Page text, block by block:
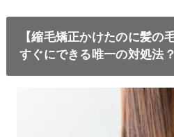
【縮毛矯正かけたのに髪の
すぐにできる唯一の対処法？